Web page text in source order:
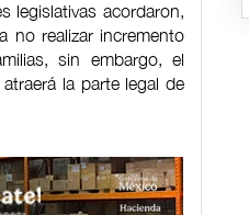
legislativas acordaron,
no realizar incremento
sin embargo, el
la parte legal de